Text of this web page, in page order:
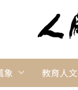
象 教育人文